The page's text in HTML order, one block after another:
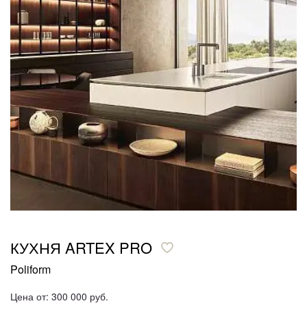
КУХНЯ ARTEX PRO
Poliform
Цена от: 300 000 руб.